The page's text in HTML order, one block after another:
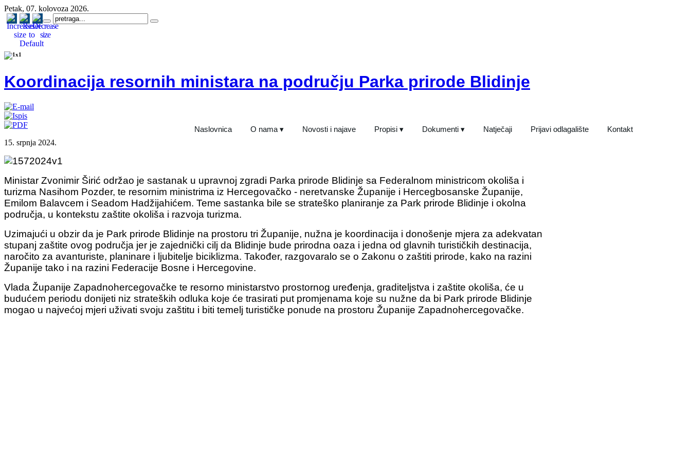
Petak, 07. kolovoza 2026.
Naslovnica O nama ▾ Novosti i najave Propisi ▾ Dokumenti ▾ Natječaji Prijavi odlagalište Kontakt
Koordinacija resornih ministara na području Parka prirode Blidinje
15. srpnja 2024.
Ministar Zvonimir Širić održao je sastanak u upravnoj zgradi Parka prirode Blidinje sa Federalnom ministricom okoliša i
turizma Nasihom Pozder, te resornim ministrima iz Hercegovačko - neretvanske Županije i Hercegbosanske Županije,
Emilom Balavcem i Seadom Hadžijahićem. Teme sastanka bile se strateško planiranje za Park prirode Blidinje i okolna
područja, u kontekstu zaštite okoliša i razvoja turizma.
Uzimajući u obzir da je Park prirode Blidinje na prostoru tri Županije, nužna je koordinacija i donošenje mjera za adekvatan
stupanj zaštite ovog područja jer je zajednički cilj da Blidinje bude prirodna oaza i jedna od glavnih turističkih destinacija,
naročito za avanturiste, planinare i ljubitelje biciklizma. Također, razgovaralo se o Zakonu o zaštiti prirode, kako na razini
Županije tako i na razini Federacije Bosne i Hercegovine.
Vlada Županije Zapadnohercegovačke te resorno ministarstvo prostornog uređenja, graditeljstva i zaštite okoliša, će u
budućem periodu donijeti niz strateških odluka koje će trasirati put promjenama koje su nužne da bi Park prirode Blidinje
mogao u najvećoj mjeri uživati svoju zaštitu i biti temelj turističke ponude na prostoru Županije Zapadnohercegovačke.